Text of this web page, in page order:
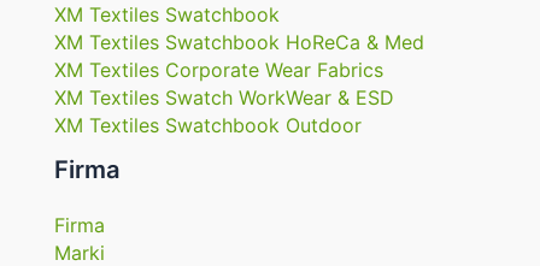
XM Textiles Swatchbook
XM Textiles Swatchbook HoReCa & Med
XM Textiles Corporate Wear Fabrics
XM Textiles Swatch WorkWear & ESD
XM Textiles Swatchbook Outdoor
Firma
Firma
Marki